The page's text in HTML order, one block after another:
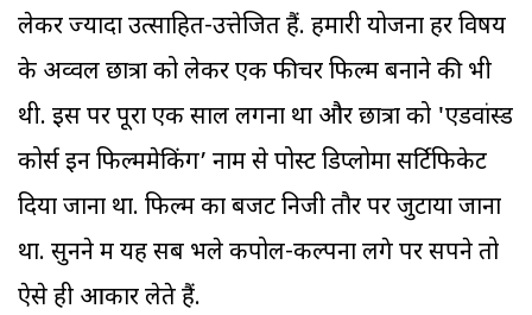
लेकर ज्यादा उत्साहित-उत्तेजित हैं. हमारी योजना हर विषय
के अव्वल छात्रों को लेकर एक फीचर फिल्म बनाने की भी
थी. इस पर पूरा एक साल लगना था और छात्रों को 'एडवांस्ड
कोर्स इन फिल्ममेकिंग’ नाम से पोस्ट डिप्लोमा सर्टिफिकेट
दिया जाना था. फिल्म का बजट निजी तौर पर जुटाया जाना
था. सुनने में यह सब भले कपोल-कल्पना लगे पर सपने तो
ऐसे ही आकार लेते हैं.